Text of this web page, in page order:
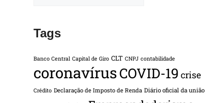
Tags
Banco Central Capital de Giro CLT CNPJ contabilidade
coronavírusCOVID-19 crise
Crédito Declaração de Imposto de Renda Diário oficial da união